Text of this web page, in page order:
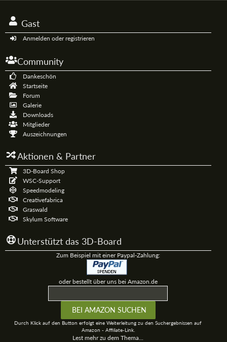
Gast
Anmelden oder registrieren
Community
Dankeschön
Startseite
Forum
Galerie
Downloads
Mitglieder
Auszeichnungen
Aktionen & Partner
3D-Board Shop
WSC-Support
Speedmodeling
Creativefabrica
Graswald
Skylum Software
Unterstützt das 3D-Board
Zum Beispiel mit einer Paypal-Zahlung:
oder bestellt über uns bei Amazon.de
Durch Klick auf den Button erfolgt eine Weiterleitung zu den Suchergebnissen auf
Amazon - Affiliate-Link.
Lest mehr zu dem Thema...